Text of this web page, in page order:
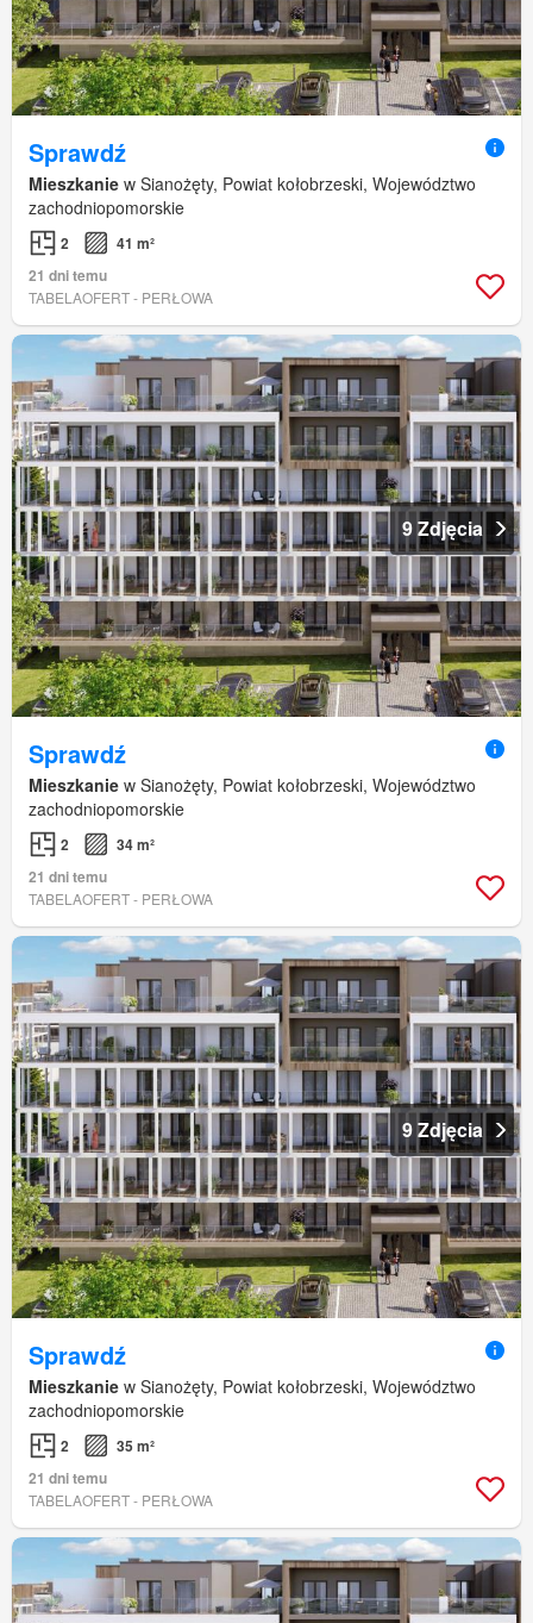
Sprawdź
Mieszkanie w Sianożęty, Powiat kołobrzeski, Województwo
zachodniopomorskie
2
41 m²
21 dni temu
TABELAOFERT - PERŁOWA
9 Zdjęcia
Sprawdź
Mieszkanie w Sianożęty, Powiat kołobrzeski, Województwo
zachodniopomorskie
2
34 m²
21 dni temu
TABELAOFERT - PERŁOWA
9 Zdjęcia
Sprawdź
Mieszkanie w Sianożęty, Powiat kołobrzeski, Województwo
zachodniopomorskie
2
35 m²
21 dni temu
TABELAOFERT - PERŁOWA